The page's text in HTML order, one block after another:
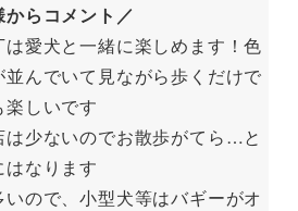
からコメント／
は愛犬と一緒に楽しめます！色
並んでいて見ながら歩くだけで
楽しいです
は少ないのでお散歩がてら…と
なります
いので、小型犬等はバギーがオ